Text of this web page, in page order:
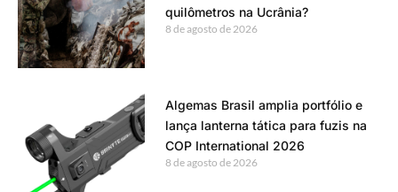
quilômetros na Ucrânia?
8 de agosto de 2026
Algemas Brasil amplia portfólio e
lança lanterna tática para fuzis na
COP International 2026
8 de agosto de 2026